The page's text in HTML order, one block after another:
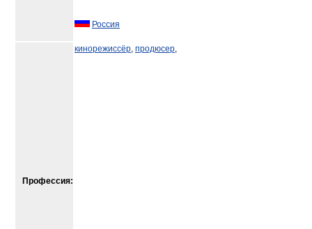
Россия
Профессия:
кинорежиссёр, продюсер,